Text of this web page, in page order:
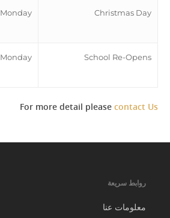
Monday Christmas Day
Monday School Re-Opens
For more detail please contact Us
روابط سريعة
معلومات عنا